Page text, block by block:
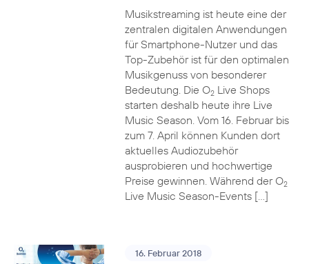
Musikstreaming ist heute eine der
zentralen digitalen Anwendungen
für Smartphone-Nutzer und das
Top-Zubehör ist für den optimalen
Musikgenuss von besonderer
Bedeutung. Die O2Live Shops
starten deshalb heute ihre Live
Music Season. Vom 16. Februar bis
zum 7. April können Kunden dort
aktuelles Audiozubehör
ausprobieren und hochwertige
Preise gewinnen. Während der O2
Live Music Season-Events […]
16. Februar 2018